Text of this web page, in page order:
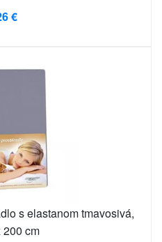
€
s elastanom tmavosivá,
200 cm